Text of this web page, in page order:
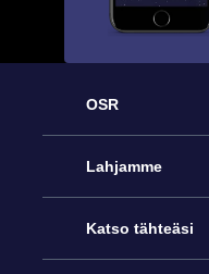
OSR
Palvelu
Ota meihin
Lahjamme
Online Star -lahja
Katso tähteäsi